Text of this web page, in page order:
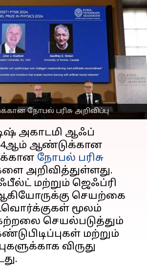
நோபல் பரிசு அறிவிப்பு
துறைக்கான
அறிவிப்பு;
வென்ற
மற்றும் கனடா
Oct 08, 2024 04:44 pm
அகாடமி ஆஃப்
ஆண்டுக்கான
நோபல் பரிசு
அறிவித்துள்ளது.
மற்றும் ஜெஃப்ரி
செயற்கை
மூலம்
செயல்படுத்தும்
மற்றும்
விருது